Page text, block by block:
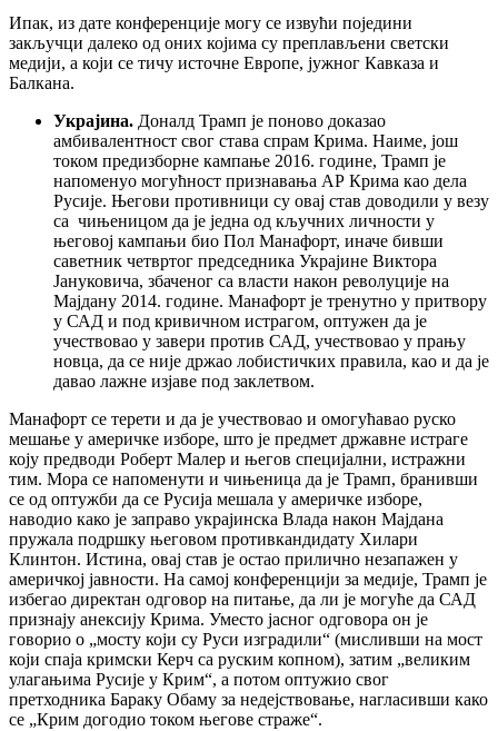
Ипак, из дате конференције могу се извући поједини
закључци далеко од оних којима су преплављени светски
медији, а који се тичу источне Европе, јужног Кавказа и
Балкана.
Украјина. Доналд Трамп је поново доказао
амбивалентност свог става спрам Крима. Наиме, још
током предизборне кампање 2016. године, Трамп је
напоменуо могућност признавања АР Крима као дела
Русије. Његови противници су овај став доводили у везу
са чињеницом да је једна од кључних личности у
његовој кампањи био Пол Манафорт, иначе бивши
саветник четвртог председника Украјине Виктора
Јануковича, збаченог са власти након револуције на
Мајдану 2014. године. Манафорт је тренутно у притвору
у САД и под кривичном истрагом, оптужен да је
учествовао у завери против САД, учествовао у прању
новца, да се није држао лобистичких правила, као и да је
давао лажне изјаве под заклетвом.
Манафорт се терети и да је учествовао и омогућавао руско
мешање у америчке изборе, што је предмет државне истраге
коју предводи Роберт Малер и његов специјални, истражни
тим. Мора се напоменути и чињеница да је Трамп, бранивши
се од оптужби да се Русија мешала у америчке изборе,
наводио како је заправо украјинска Влада након Мајдана
пружала подршку његовом противкандидату Хилари
Клинтон. Истина, овај став је остао прилично незапажен у
америчкој јавности. На самој конференцији за медије, Трамп је
избегао директан одговор на питање, да ли је могуће да САД
признају анексију Крима. Уместо јасног одговора он је
говорио о „мосту који су Руси изградили“ (мисливши на мост
који спаја кримски Керч са руским копном), затим „великим
улагањима Русије у Крим“, а потом оптужио свог
претходника Бараку Обаму за недејствовање, нагласивши како
се „Крим догодио током његове страже“.